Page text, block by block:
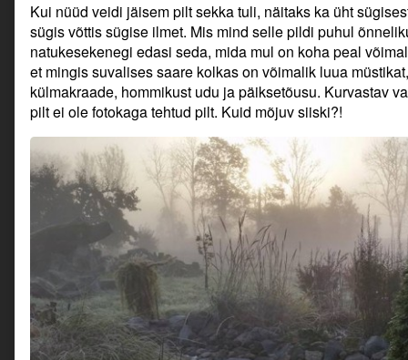
Kui nüüd veidi jäisem pilt sekka tuli, näitaks ka üht
sügis võttis sügise ilmet. Mis mind selle pildi puhul
natukesekenegi edasi seda, mida mul on koha peal
et mingis suvalises saare kolkas on võimalik luua
külmakraade, hommikust udu ja päiksetõusu. Kurvastav
pilt ei ole fotokaga tehtud pilt. Kuid mõjuv siiski?!